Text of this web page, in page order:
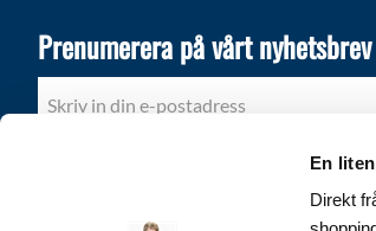
En
Direkt
Prenumerera på vårt nyhetsbrev
PRENUMERERA
Dina personuppgifter behandlas i enlighet med vår